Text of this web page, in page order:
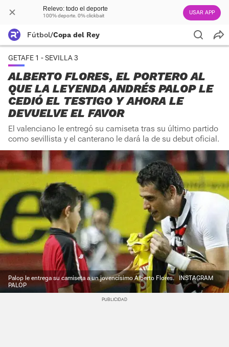
Relevo: todo el deporte
100% deporte. 0% clickbait USAR APP
Fútbol/Copa del Rey
GETAFE 1 - SEVILLA 3
ALBERTO FLORES, EL PORTERO AL
QUE LA LEYENDA ANDRÉS PALOP LE
CEDIÓ EL TESTIGO Y AHORA LE
DEVUELVE EL FAVOR
El valenciano le entregó su camiseta tras su último partido
como sevillista y el canterano le dará la de su debut oficial.
Palop le entrega su camiseta a un jovencísimo Alberto Flores. INSTAGRAM
PALOP